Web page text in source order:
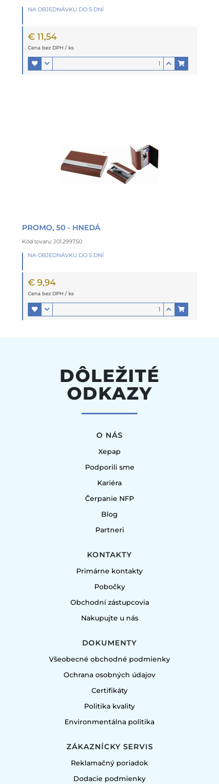
NA OBJEDNÁVKU DO 5 DNÍ
€ 11,54
Cena bez DPH / ks
PROMO, 50 - HNEDÁ
Kód tovaru: J01.2997.50
NA OBJEDNÁVKU DO 5 DNÍ
€ 9,94
Cena bez DPH / ks
DÔLEŽITÉ
ODKAZY
O NÁS
Xepap
Podporili sme
Kariéra
Čerpanie NFP
Blog
Partneri
KONTAKTY
Primárne kontakty
Pobočky
Obchodní zástupcovia
Nakupujte u nás
DOKUMENTY
Všeobecné obchodné podmienky
Ochrana osobných údajov
Certifikáty
Politika kvality
Environmentálna politika
ZÁKAZNÍCKY SERVIS
Reklamačný poriadok
Dodacie podmienky